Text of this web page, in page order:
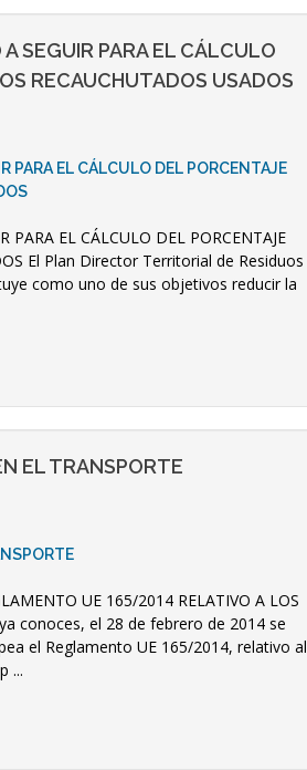
SEGUIR PARA EL CÁLCULO
RECAUCHUTADOS USADOS
PARA EL CÁLCULO DEL PORCENTAJE
PARA EL CÁLCULO DEL PORCENTAJE
El Plan Director Territorial de Residuos
como uno de sus objetivos reducir la
EL TRANSPORTE
UE 165/2014 RELATIVO A LOS
conoces, el 28 de febrero de 2014 se
el Reglamento UE 165/2014, relativo al
...